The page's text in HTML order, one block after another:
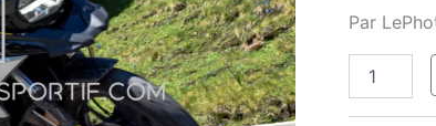
Par